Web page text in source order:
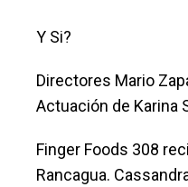
Y Si?
Directores Mario
Actuación de Karina
Finger Foods 308
Rancagua.